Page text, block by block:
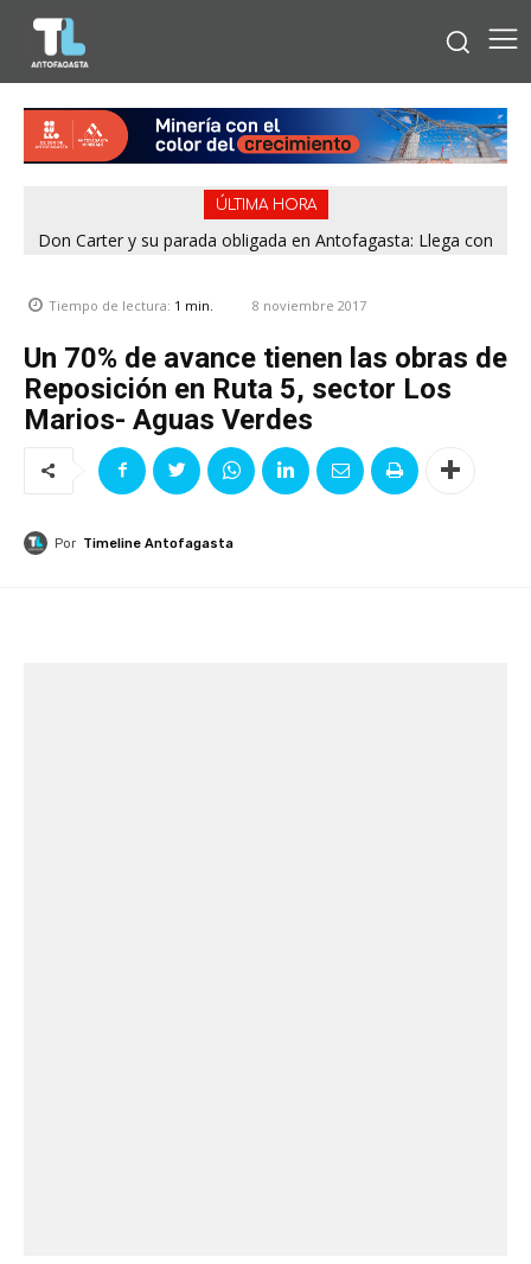
ÚLTIMA HORA
Don Carter y su parada obligada en Antofagasta: Llega con
Tiempo de lectura: 1 min. 8 noviembre 2017
Un 70% de avance tienen las obras de
Reposición en Ruta 5, sector Los
Marios- Aguas Verdes
Por Timeline Antofagasta